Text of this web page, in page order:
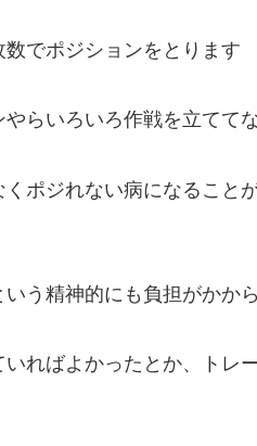
でポジションをとります
らいろいろ作戦を立てて
ポジれない病になること
う精神的にも負担がかか
ればよかったとか、トレ